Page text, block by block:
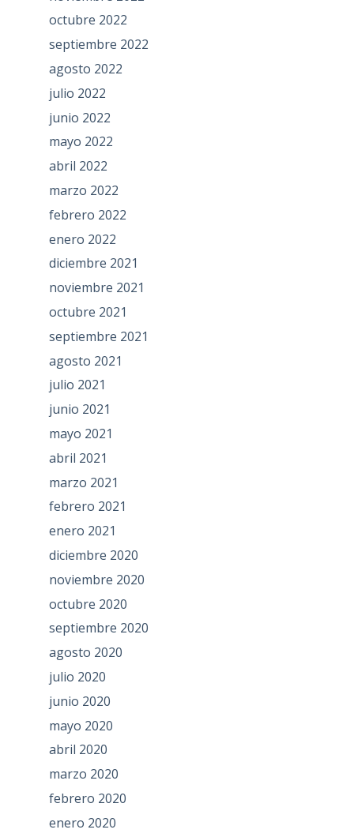
octubre 2022
septiembre 2022
agosto 2022
julio 2022
junio 2022
mayo 2022
abril 2022
marzo 2022
febrero 2022
enero 2022
diciembre 2021
noviembre 2021
octubre 2021
septiembre 2021
agosto 2021
julio 2021
junio 2021
mayo 2021
abril 2021
marzo 2021
febrero 2021
enero 2021
diciembre 2020
noviembre 2020
octubre 2020
septiembre 2020
agosto 2020
julio 2020
junio 2020
mayo 2020
abril 2020
marzo 2020
febrero 2020
enero 2020